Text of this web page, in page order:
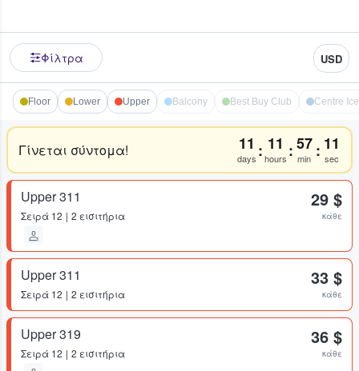
Φίλτρα USD
Floor Lower Upper Balcony Best Buy Club Centre
Γίνεται σύντομα! 11
days : 11
hours :57
min : 11
sec
Upper 311
Σειρά 12 2 εισιτήρια
29 $
κάθε
Upper 311
Σειρά 12 2 εισιτήρια
33 $
κάθε
Upper 319
Σειρά 12 2 εισιτήρια
36 $
κάθε